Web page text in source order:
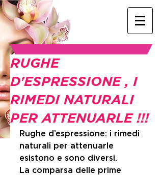
RUGHE
D'ESPRESSIONE , I
RIMEDI NATURALI
PER ATTENUARLE !!!
Rughe d’espressione: i rimedi
naturali per attenuarle
esistono e sono diversi.
La comparsa delle prime